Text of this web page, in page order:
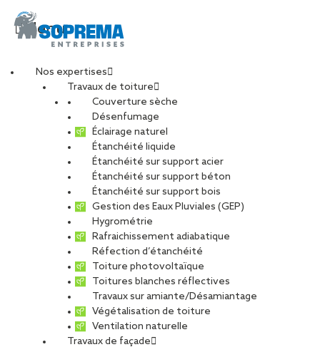
Menu
Nos expertises
Travaux de toiture
Couverture sèche
Désenfumage
Éclairage naturel
Étanchéité liquide
Étanchéité sur support acier
Étanchéité sur support béton
Étanchéité sur support bois
Gestion des Eaux Pluviales (GEP)
Hygrométrie
Rafraichissement adiabatique
Réfection d’étanchéité
Toiture photovoltaïque
Toitures blanches réflectives
Travaux sur amiante/Désamiantage
Végétalisation de toiture
Ventilation naturelle
Travaux de façade
20251104_125552-
min
PARTAGER
19 novembre 2025